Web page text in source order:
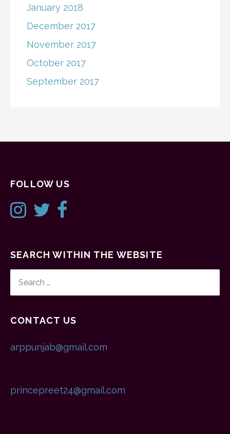
January 2018
December 2017
November 2017
October 2017
September 2017
FOLLOW US
SEARCH WITHIN THE WEBSITE
FOR:
CONTACT US
arppunjab@gmail.com
princepreet24@gmail.com